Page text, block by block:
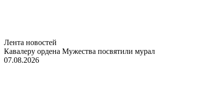
Лента новостей
Кавалеру ордена Мужества посвятили мурал
07.08.2026